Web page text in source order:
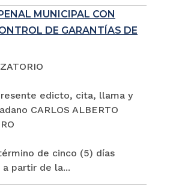
MUNICIPAL CON
DE GARANTÍAS DE
edicto, cita, llama y
CARLOS ALBERTO
de cinco (5) días
partir de la...